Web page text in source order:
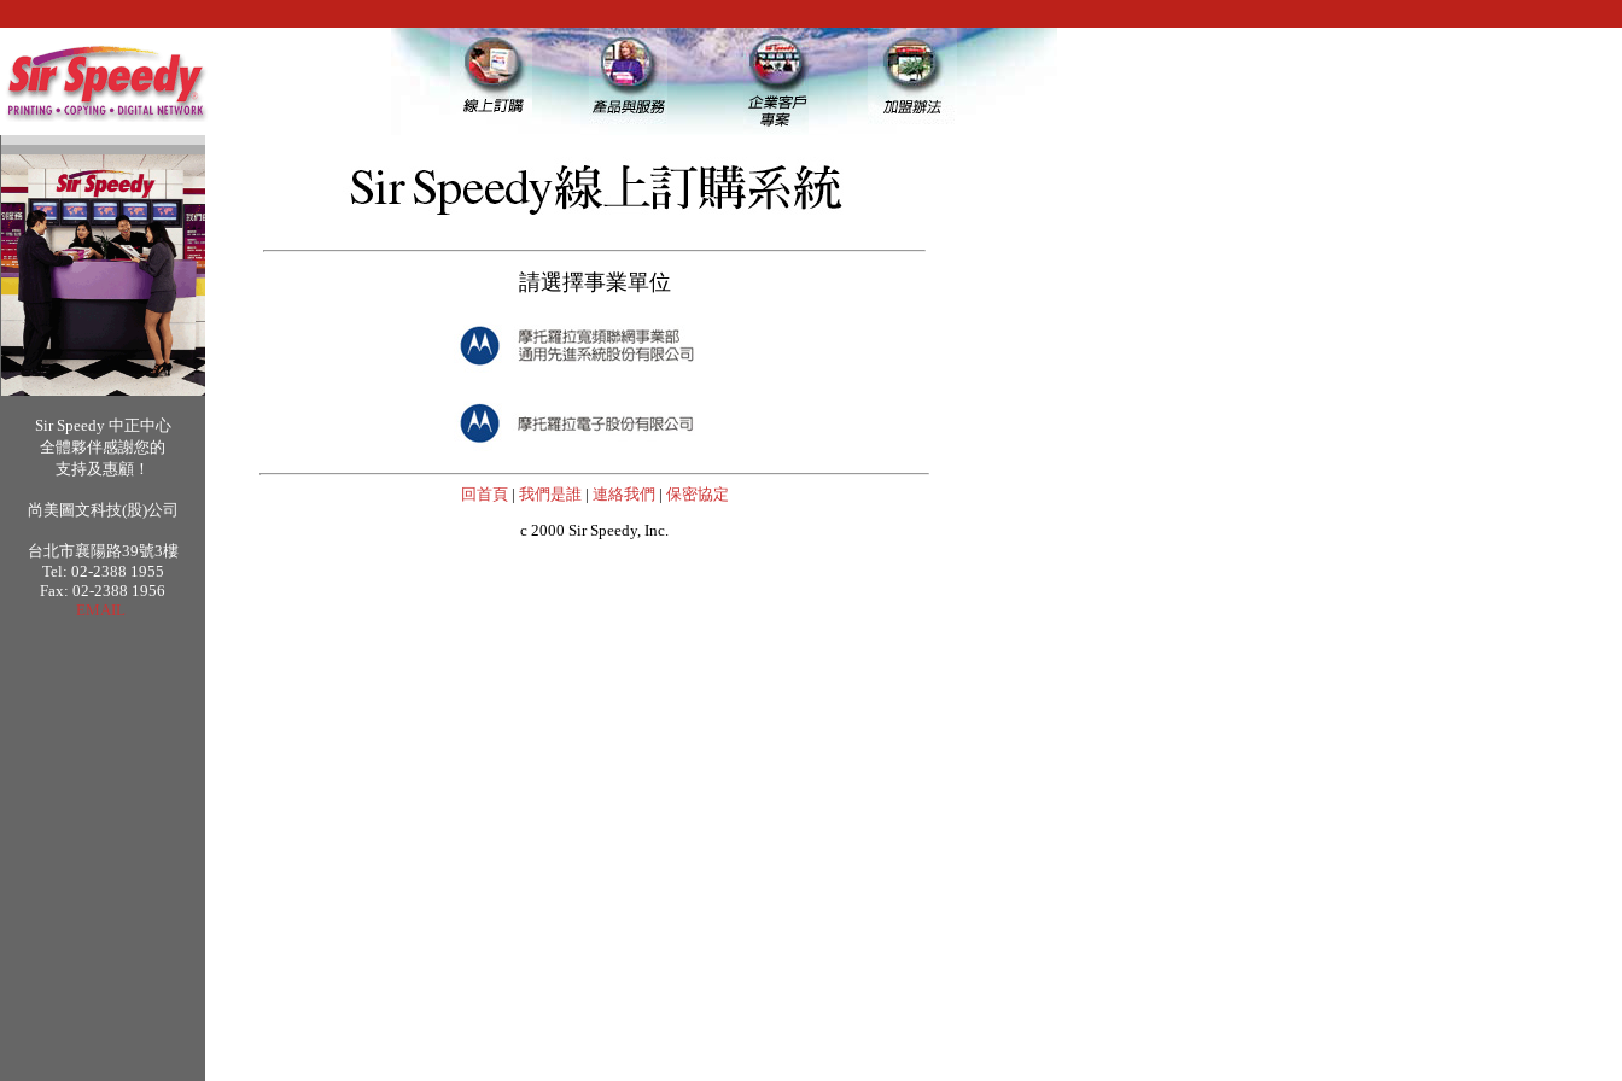
Sir Speedy 中正中心
全體夥伴感謝您的
支持及惠顧！
尚美圖文科技(股)公司
台北市襄陽路39號3樓
Tel: 02-2388 1955
Fax: 02-2388 1956
EMAIL
請選擇事業單位
回首頁| 我們是誰| 連絡我們 | 保密協定
c 2000 Sir Speedy, Inc.